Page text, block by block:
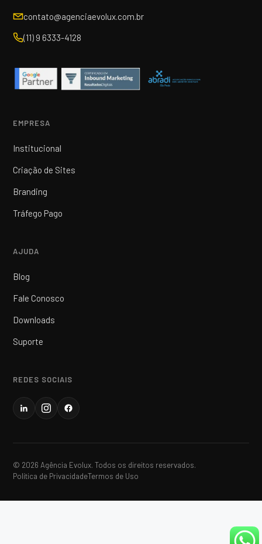
contato@agenciaevolux.com.br
(11) 9 6333-4128
EMPRESA
Institucional
Criação de Sites
Branding
Tráfego Pago
AJUDA
Blog
Fale Conosco
Downloads
Suporte
REDES SOCIAIS
© 2026 Agência Evolux. Todos os direitos reservados.
Política de PrivacidadeTermos de Uso